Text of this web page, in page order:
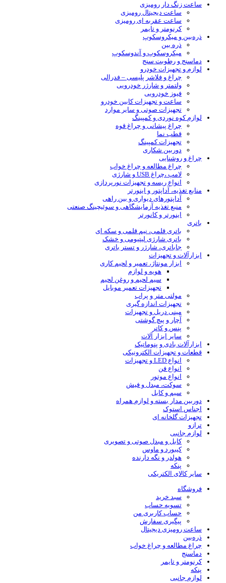
ساعت زنگ دار رومیزی
ساعت دیجیتال رومیزی
ساعت عقربه ای رومیزی
کرنومتر و تایمر
ذره‌بین و میکروسکوپ
ذره بین
میکروسکوپ و آندوسکوپ
دماسنج و رطوبت سنج
لوازم و تجهیزات خودرو
چراغ و فلاشر پلیسی – فدرالی
ولتمتر و شارژر خودرویی
فیوز خودرویی
ساعت و تجهیزات کابین خودرو
تجهیزات صوتی و سایر موارد
لوازم کوه نوردی و کمپینگ
چراغ پیشانی و چراغ قوه
قطب نما
تجهیزات کمپینگ
دوربین شکاری
چراغ و روشنایی
چراغ مطالعه و چراغ خواب
لامپ ،چراغ USB و شارژی
انواع ریسه و تجهیزات نورپردازی
منابع تغذیه، آداپتور و اینورتر
آداپتورهای دیواری و بین راهی
منبع تغذیه آزمایشگاهی و سوئیچینگ صنعتی
اینورتر و کانورتر
باتری
باتری قلمی، نیم قلمی و سکه ای
باتری شارژی لیتیومی و خشک
جاباتری، شارژر و تستر باتری
ابزارآلات و تجهیزات
ابزار مونتاژ، تعمیر و لحیم کاری
هویه و لوازم
سیم لحیم و روغن لحیم
تجهیزات تعمیر موبایل
مولتی متر و پراب
تجهیزات اندازه گیری
مینی دریل و تجهیزات
آچار و پیچ گوشتی
پنس و کاتر
سایر ابزار آلات
ابزارآلات بادی و پنوماتیک
قطعات و تجهیزات الکترونیکی
انواع LED و تجهیزات
انواع فن
انواع موتور
سوکت، مبدل و فیش
سیم و کابل
دوربین مدار بسته و لوازم همراه
اجناس استوک
تجهیزات گلخانه ای
ترازو
لوازم جانبی
کابل و مبدل صوتی و تصویری
کیبورد و ماوس
هولدر و نگه دارنده
پنکه
سایر کالای الکتریکی
فروشگاه
سبد خرید
تسویه حساب
حساب کاربری من
پیگیری سفارش
ساعت‌ رومیزی دیجیتال
ذره‌بین‌
چراغ مطالعه و چراغ خواب
دماسنج‌
کرنومتر و تایمر
پنکه
لوازم جانبی